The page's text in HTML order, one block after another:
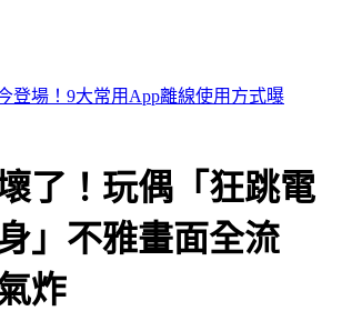
！低調現身秀機場穿搭
了！玩偶「狂跳電
」不雅畫面全流
炸